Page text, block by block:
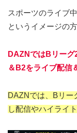
スポーツのライブ
というイメージの
DAZNではBリー
＆B2をライブ配信
DAZNでは、Bリー
し配信やハイライ